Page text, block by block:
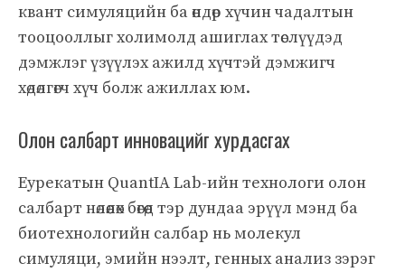
квант симуляцийн ба өндөр хүчин чадалтын
тооцооллыг холимолд ашиглах төслүүдэд
дэмжлэг үзүүлэх ажилд хүчтэй дэмжигч
хөдөлгөгч хүч болж ажиллах юм.
Олон салбарт инновацийг хурдасгах
Еурекатын QuantIA Lab-ийн технологи олон
салбарт нөлөөлөх бөгөөд тэр дундаа эрүүл мэнд ба
биотехнологийн салбар нь молекул
симуляци, эмийн нээлт, генных анализ зэрэг